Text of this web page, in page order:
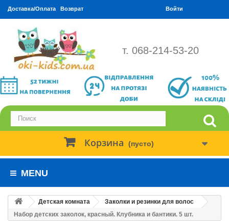
Доставка/Оплата Возврат Войти
т. 068-214-53-20
Корзина (пусто)
MENU
Детская комната
Заколки и резинки для волос
Набор детских заколок, красный. Клубника и бантики. 5 шт.